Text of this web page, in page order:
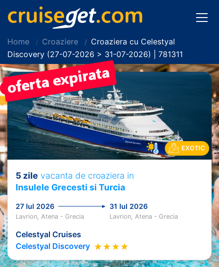
Home Croaziere
Croaziera cu Celestyal
Discovery (27-07-2026 > 31-07-2026) | 781311
PRET REDUS!
EXOTIC
5 zile vacanta de croaziera in
Insulele Grecesti si Turcia
27 Iul 2026 31 Iul 2026
Lavrion, Atena - Grecia Lavrion, Atena - Grecia
Celestyal Cruises
Celestyal Discovery